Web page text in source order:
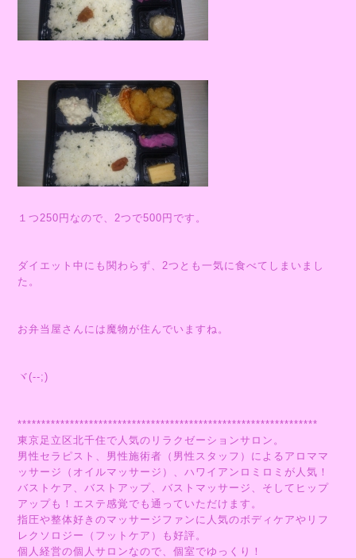
１つ250円なので、2つで500円です。
ダイエット中にも関わらず、2つとも一気に食べてしまいまし
た。
お弁当屋さんには魔物が住んでいますね。
ヾ(--;)
***************************************************************
東京足立区北千住で人気のリラクゼーションサロン。
男性セラピスト、男性施術者（男性スタッフ）によるアロママ
ッサージ（オイルマッサージ）、ハワイアンロミロミが人気！
バストケア、バストアップ、バストマッサージ、そしてヒップ
アップも！エステ感覚でも通っていただけます。
指圧や整体好きのマッサージファンに人気のボディケアやリフ
レクソロジー（フットケア）も好評。
個人経営の個人サロンなので、個室でゆっくり！